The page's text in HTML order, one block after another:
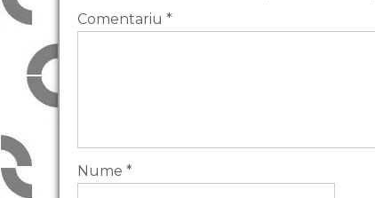
Comentariu *
Nume *